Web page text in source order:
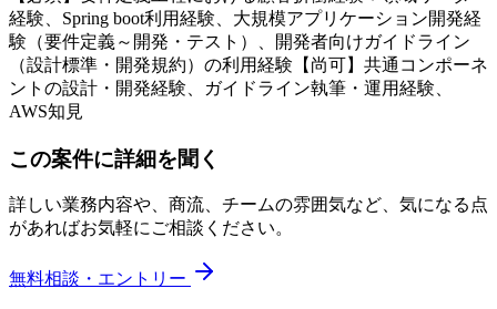
経験、Spring boot利用経験、大規模アプリケーション開発経
験（要件定義～開発・テスト）、開発者向けガイドライン
（設計標準・開発規約）の利用経験【尚可】共通コンポーネ
ントの設計・開発経験、ガイドライン執筆・運用経験、
AWS知見
この案件に詳細を聞く
詳しい業務内容や、商流、チームの雰囲気など、気になる点
があればお気軽にご相談ください。
無料相談・エントリー